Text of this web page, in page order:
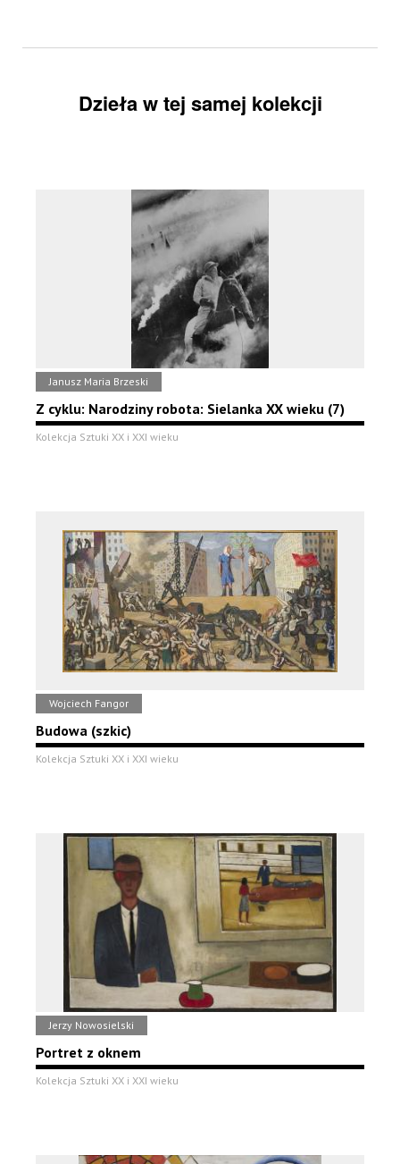
Dzieła w tej samej kolekcji
Janusz Maria Brzeski
Z cyklu: Narodziny robota: Sielanka XX wieku (7)
Kolekcja Sztuki XX i XXI wieku
Wojciech Fangor
Budowa (szkic)
Kolekcja Sztuki XX i XXI wieku
Jerzy Nowosielski
Portret z oknem
Kolekcja Sztuki XX i XXI wieku